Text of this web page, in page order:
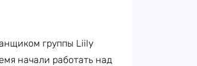
группы Liily
начали работать над